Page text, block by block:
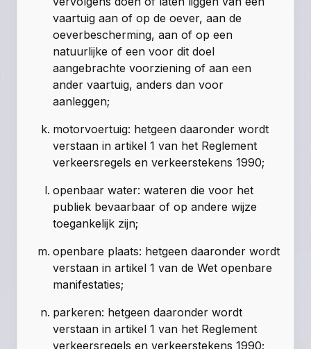
vaartuig aan of op de oever, aan de
oeverbescherming, aan of op een
natuurlijke of een voor dit doel
aangebrachte voorziening of aan een
ander vaartuig, anders dan voor
aanleggen;
motorvoertuig: hetgeen daaronder wordt
verstaan in artikel 1 van het Reglement
verkeersregels en verkeerstekens 1990;
openbaar water: wateren die voor het
publiek bevaarbaar of op andere wijze
toegankelijk zijn;
openbare plaats: hetgeen daaronder wordt
verstaan inartikel 1 van de Wet openbare
manifestaties;
parkeren: hetgeen daaronder wordt
verstaan in artikel 1 van het Reglement
verkeersregels en verkeerstekens 1990;